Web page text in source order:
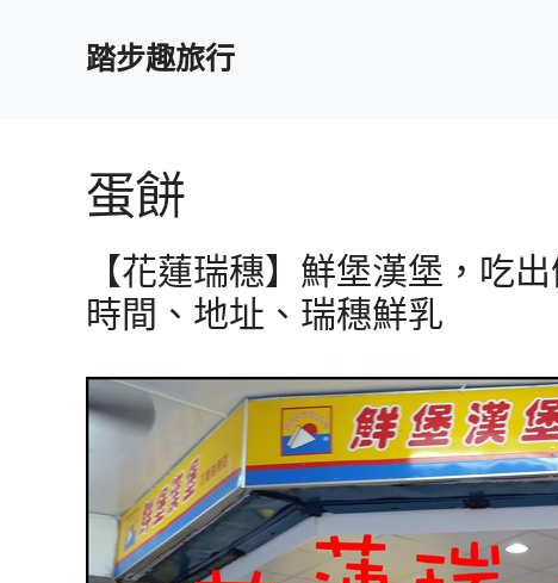
踏步趣旅行
蛋餅
【花蓮瑞穗】鮮堡漢堡，吃
時間、地址、瑞穗鮮乳